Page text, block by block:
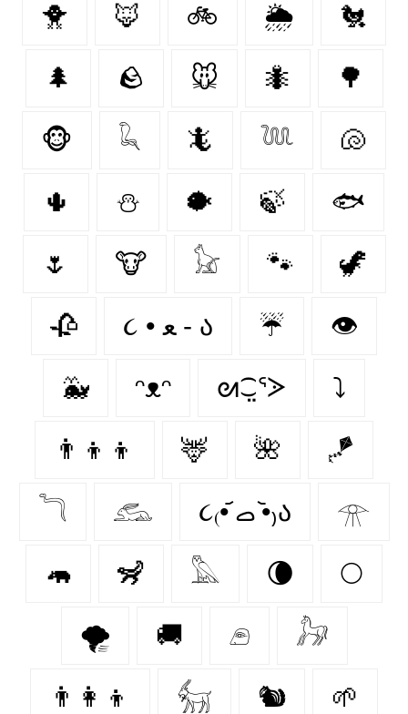
🐥 🦊 🚲 🌦️ 🐔
🌲 🪨 🐭 🐜 🌳
🐵 𓆗 🦎 𓆙 🐚
🌵 ⛄ 🐡 🍃 🐟
🌷 🐮 𓃠 🐾 🦖
🥀 ૮ • ﻌ - ა⁩ ☔ 👁️
🐳 ᵔᴥᵔ ᘛ⁐̤ᕐᐷ ⤵
👨‍👦‍👦 🦌 🌺 🪁
𓆓 𓃹 ૮₍•᷄ ࡇ •᷅₎ა 𓁿
🦛 🦨 𓅓 🌘 🌕
🌪️ 🚚 𓂉 𓃗
👨‍👩‍👦 𓃶 🐿 🌱